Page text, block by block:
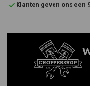
Klanten geven ons een